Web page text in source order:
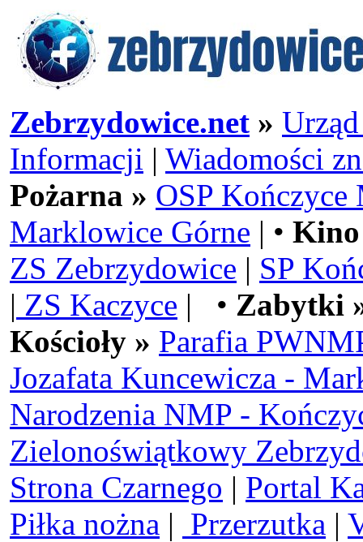
Zebrzydowice.net »
Informacji | Wiadomości
Pożarna » OSP Kończyce
Marklowice Górne | •
ZS Zebrzydowice | SP
| ZS Kaczyce | • Zabytki
Kościoły » Parafia
Jozafata Kuncewicza -
Narodzenia NMP -
Zielonoświątkowy
Strona Czarnego | Portal
Piłka nożna | Przerzutka |